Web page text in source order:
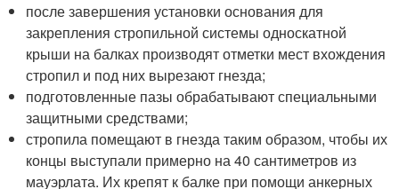
после завершения установки основания для
закрепления стропильной системы односкатной
крыши на балках производят отметки мест вхождения
стропил и под них вырезают гнезда;
подготовленные пазы обрабатывают специальными
защитными средствами;
стропила помещают в гнезда таким образом, чтобы их
концы выступали примерно на 40 сантиметров из
мауэрлата. Их крепят к балке при помощи анкерных